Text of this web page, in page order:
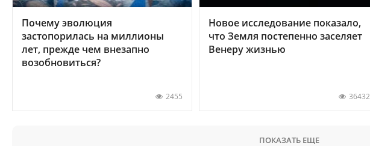
Почему эволюция
застопорилась на миллионы
лет, прежде чем внезапно
возобновиться?
2455
Новое исследование показало,
что Земля постепенно заселяет
Венеру жизнью
36432
ПОКАЗАТЬ ЕЩЕ